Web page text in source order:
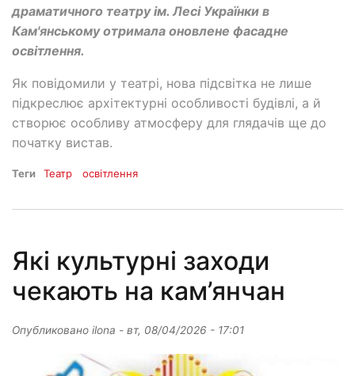
драматичного театру ім. Лесі Українки в
Кам'янському отримала оновлене фасадне
освітлення.
Як повідомили у театрі, нова підсвітка не лише
підкреслює архітектурні особливості будівлі, а й
створює особливу атмосферу для глядачів ще до
початку вистав.
Теги Театр освітлення
Які культурні заходи
чекають на кам’янчан
Опубликовано ilona - вт, 08/04/2026 - 17:01